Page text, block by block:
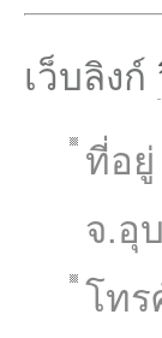
เว็บลิงก์
ที่อยู่
จ.อุ
โทร